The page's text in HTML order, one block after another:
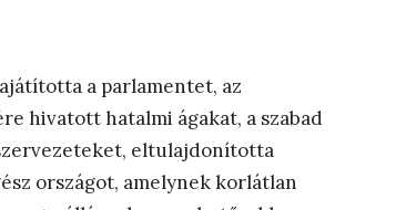
a parlamentet, az
hivatott hatalmi ágakat, a szabad
eltulajdonította
országot, amelynek korlátlan